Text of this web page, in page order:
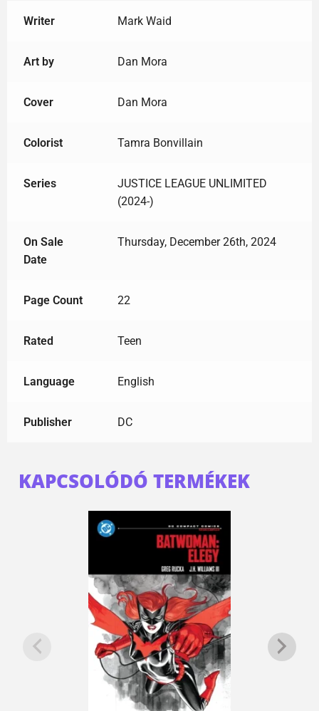
Writer Mark Waid
Art by Dan Mora
Cover Dan Mora
Colorist Tamra Bonvillain
Series
JUSTICE LEAGUE UNLIMITED
(2024-)
On Sale
Date
Thursday, December 26th, 2024
Page Count 22
Rated Teen
Language English
Publisher DC
KAPCSOLÓDÓ TERMÉKEK